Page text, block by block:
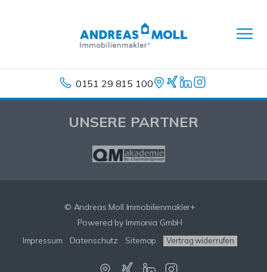
0151 29 815 100
UNSERE PARTNER
© Andreas Moll Immobilienmakler+
Powered by Immonia GmbH
Impressum
Datenschutz Sitemap Vertrag widerrufen